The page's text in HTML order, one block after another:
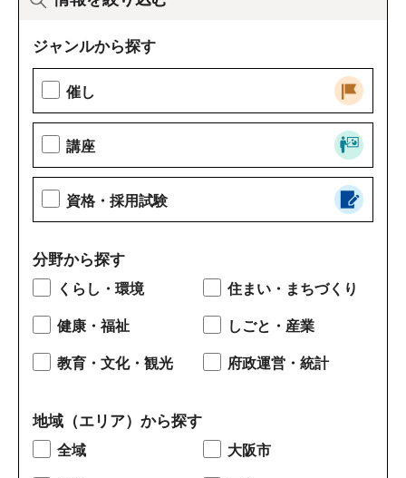
ジャンルから探す
催し
講座
資格・採用試験
分野から探す
くらし・環境 住まい・まちづくり
健康・福祉 しごと・産業
教育・文化・観光 府政運営・統計
地域（エリア）から探す
全域 大阪市